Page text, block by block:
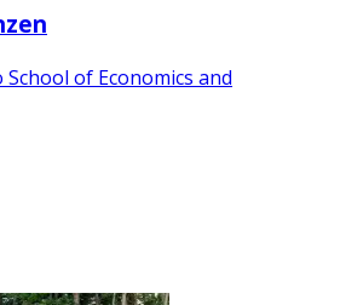
of Economics and